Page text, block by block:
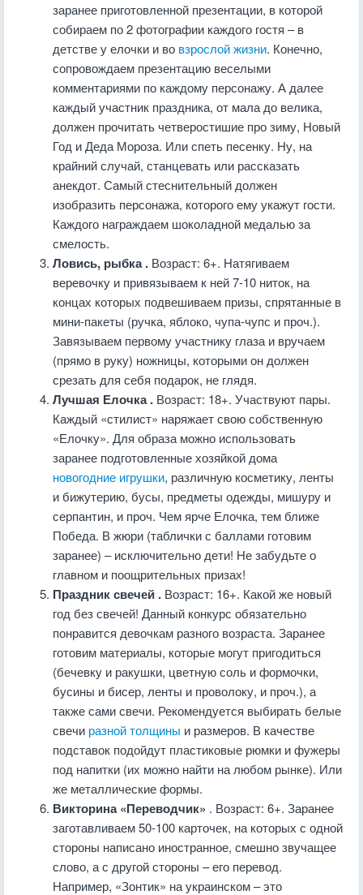
заранее приготовленной презентации, в которой
собираем по 2 фотографии каждого гостя – в
детстве у елочки и во взрослой жизни. Конечно,
сопровождаем презентацию веселыми
комментариями по каждому персонажу. А далее
каждый участник праздника, от мала до велика,
должен прочитать четверостишие про зиму, Новый
Год и Деда Мороза. Или спеть песенку. Ну, на
крайний случай, станцевать или рассказать
анекдот. Самый стеснительный должен
изобразить персонажа, которого ему укажут гости.
Каждого награждаем шоколадной медалью за
смелость.
Ловись, рыбка . Возраст: 6+. Натягиваем
веревочку и привязываем к ней 7-10 ниток, на
концах которых подвешиваем призы, спрятанные в
мини-пакеты (ручка, яблоко, чупа-чупс и проч.).
Завязываем первому участнику глаза и вручаем
(прямо в руку) ножницы, которыми он должен
срезать для себя подарок, не глядя.
Лучшая Елочка . Возраст: 18+. Участвуют пары.
Каждый «стилист» наряжает свою собственную
«Елочку». Для образа можно использовать
заранее подготовленные хозяйкой дома
новогодние игрушки, различную косметику, ленты
и бижутерию, бусы, предметы одежды, мишуру и
серпантин, и проч. Чем ярче Елочка, тем ближе
Победа. В жюри (таблички с баллами готовим
заранее) – исключительно дети! Не забудьте о
главном и поощрительных призах!
Праздник свечей . Возраст: 16+. Какой же новый
год без свечей! Данный конкурс обязательно
понравится девочкам разного возраста. Заранее
готовим материалы, которые могут пригодиться
(бечевку и ракушки, цветную соль и формочки,
бусины и бисер, ленты и проволоку, и проч.), а
также сами свечи. Рекомендуется выбирать белые
свечи разной толщины и размеров. В качестве
подставок подойдут пластиковые рюмки и фужеры
под напитки (их можно найти на любом рынке). Или
же металлические формы.
Викторина «Переводчик» . Возраст: 6+. Заранее
заготавливаем 50-100 карточек, на которых с одной
стороны написано иностранное, смешно звучащее
слово, а с другой стороны – его перевод.
Например, «Зонтик» на украинском – это